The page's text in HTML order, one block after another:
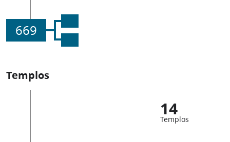
669
Templos
14
Templos